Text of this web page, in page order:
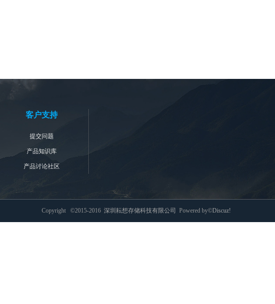
客户支持
提交问题
产品知识库
产品讨论社区
Copyright ©2015-2016 深圳耘想存储科技有限公司 Powered by©Discuz!